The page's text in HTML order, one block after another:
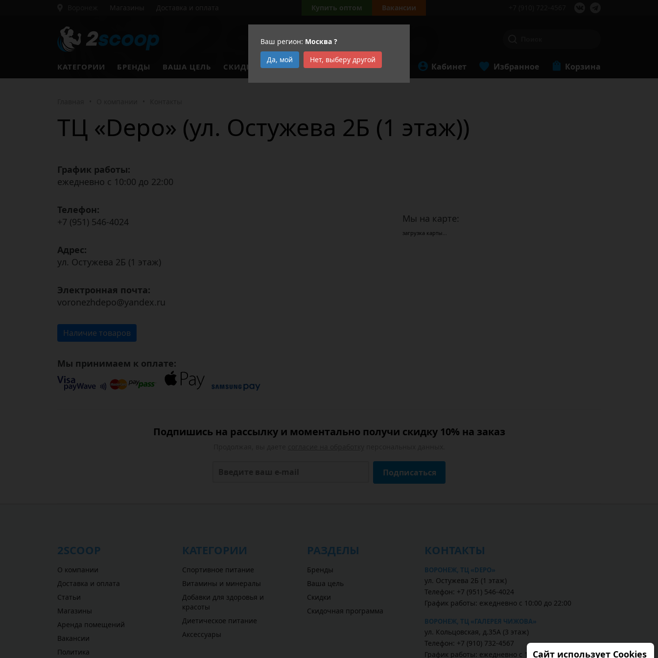
Ваш регион: Москва ?
Да, мой
Нет, выберу другой
Магазины Доставка и оплата Купить оптом Вакансии
КАТЕГОРИИ БРЕНДЫ ВАША ЦЕЛЬ СКИДКИ АКЦИИ Кабинет Избранное Корзина
ТЦ «Depo» (ул. Остужева 2Б (1 этаж))
График работы:
ежедневно с 10:00 до 22:00
Телефон:
+7 (951) 546-4024
Адрес:
ул. Остужева 2Б (1 этаж)
Электронная почта:
voronezhdepo@yandex.ru
Наличие товаров
Мы принимаем к оплате:
Мы на карте:
загрузка карты...
Подпишись на рассылку и моментально получи скидку 10% на заказ
Подписаться
2SCOOP
О компании
Доставка и оплата
Статьи
Магазины
Аренда помещений
Вакансии
Политика
КАТЕГОРИИ
Спортивное питание
Витамины и минералы
Добавки для здоровья и
красоты
Диетическое питание
Аксессуары
РАЗДЕЛЫ
Бренды
Ваша цель
Скидки
Скидочная программа
КОНТАКТЫ
ВОРОНЕЖ, ТЦ «DEPO»
ул. Остужева 2Б (1 этаж)
Телефон: +7 (951) 546-4024
График работы: ежедневно с 10:00 до 22:00
ВОРОНЕЖ, ТЦ «ГАЛЕРЕЯ ЧИЖОВА»
ул. Кольцовская, д.35А (3 этаж)
Телефон: +7 (910) 732-4567
График работы: ежедневно с 10:00 до 22:00Сайт использует Cookies